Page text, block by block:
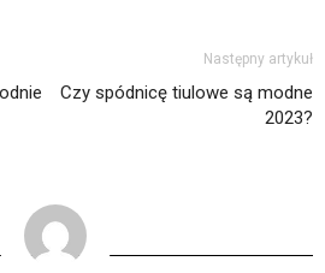
Następny artykuł
Czy spódnicę tiulowe są modne
2023?